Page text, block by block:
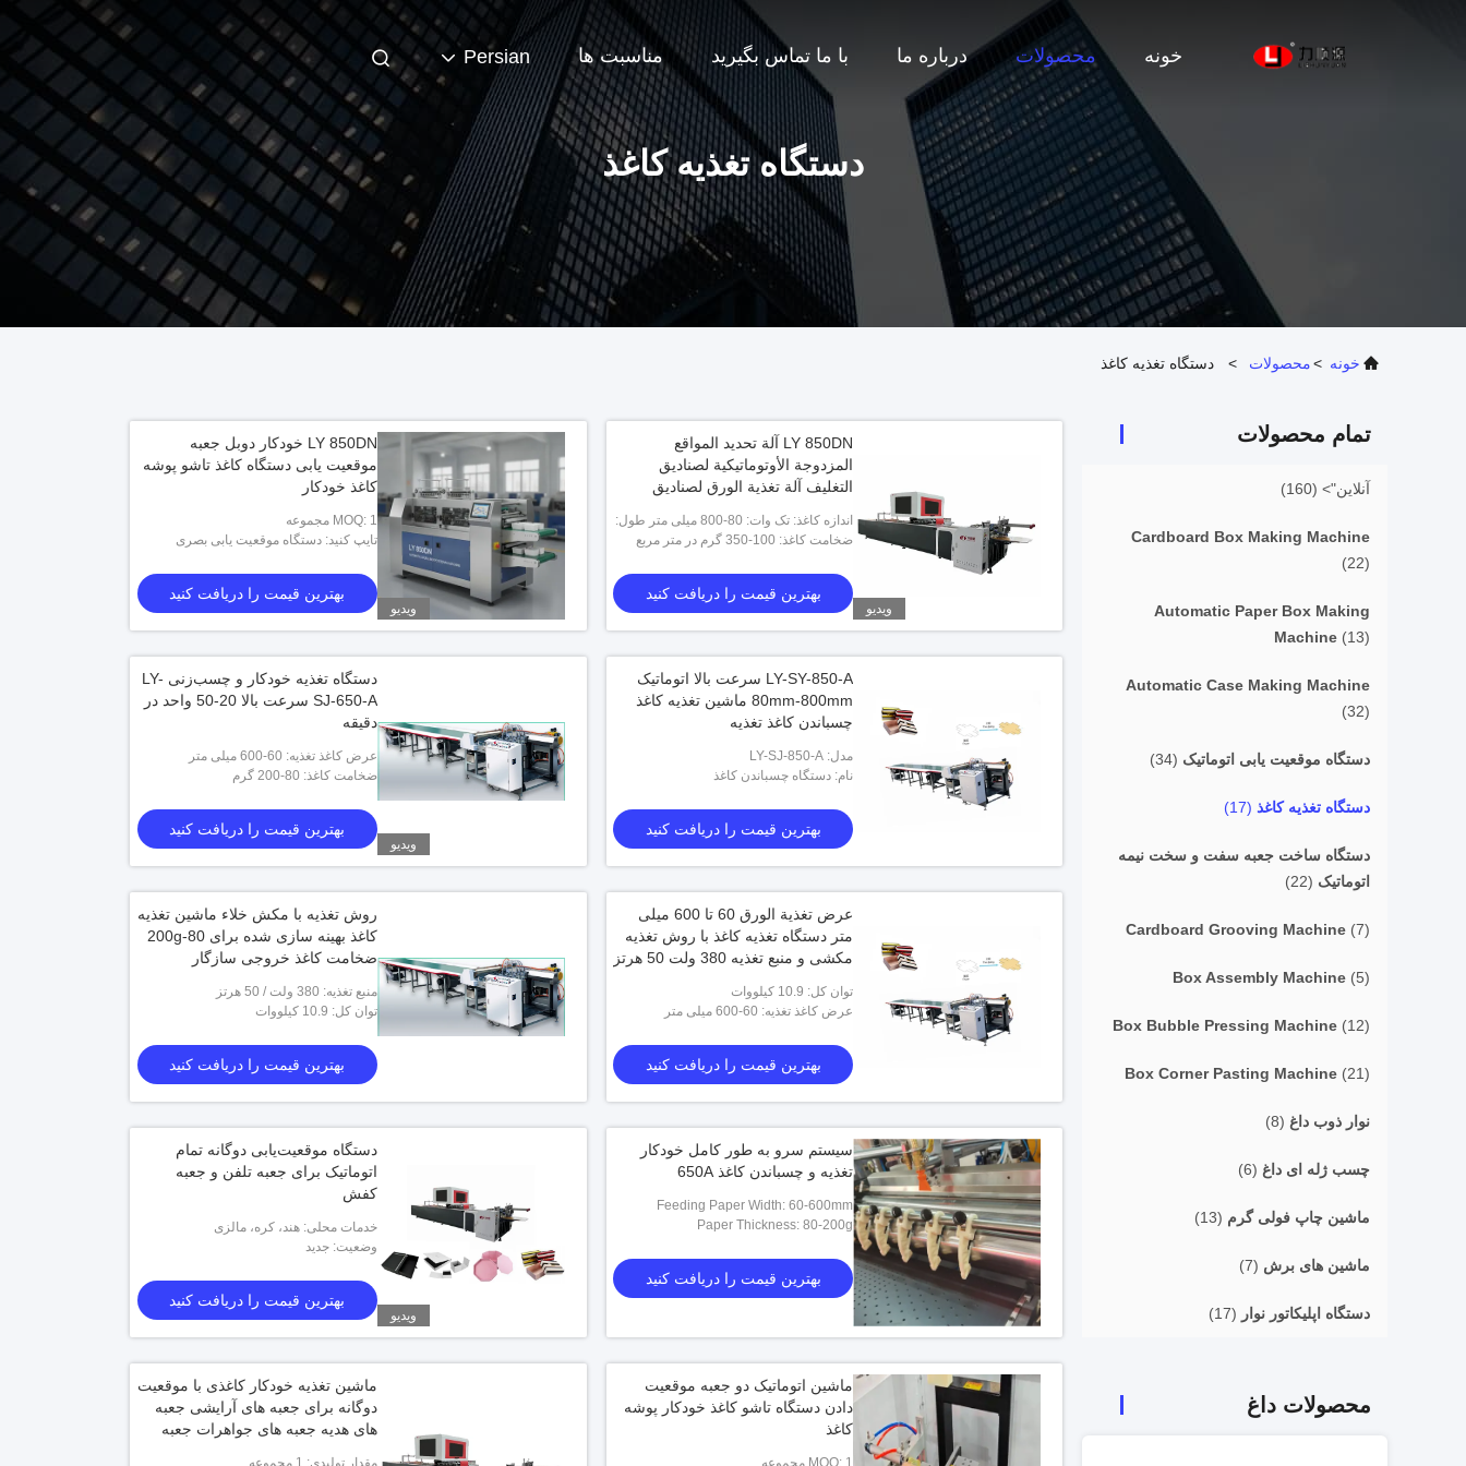
خونه محصولات درباره ما با ما تماس بگیرید مناسبت ها Persian
دستگاه تغذیه کاغذ
خونه >محصولات > دستگاه تغذیه کاغذ
تمام محصولات
آنلاین"> (160)
Cardboard Box Making Machine
(22)
Automatic Paper Box Making
Machine (13)
Automatic Case Making Machine
(32)
دستگاه موقعیت یابی اتوماتیک (34)
دستگاه تغذیه کاغذ (17)
دستگاه ساخت جعبه سفت و سخت نیمه
اتوماتیک (22)
Cardboard Grooving Machine (7)
Box Assembly Machine (5)
Box Bubble Pressing Machine (12)
Box Corner Pasting Machine (21)
نوار ذوب داغ (8)
چسب ژله ای داغ (6)
ماشین چاپ فولی گرم (13)
ماشین های برش (7)
دستگاه اپلیکاتور نوار (17)
محصولات داغ
ویدیو
LY 850DN آلة تحديد المواقع
المزدوجة الأوتوماتيكية لصناديق
التغليف آلة تغذية الورق لصناديق
الأحذية الفاخرة، مستحضرات التجميل،
صناديق الهدايا، صناديق الأحذية
اندازه کاغذ: تک وات: 80-800 میلی متر طول:
120-1000 میلی متر دو طرفه: 80-375 میلی
ضخامت کاغذ: 100-350 گرم در متر مربع
بهترین قیمت را دریافت کنید
ویدیو
LY 850DN خودکار دوبل جعبه
موقعیت یابی دستگاه کاغذ تاشو پوشه
کاغذ خودکار
MOQ: 1 مجموعه
تایپ کنید: دستگاه موقعیت یابی بصری
بهترین قیمت را دریافت کنید
LY-SY-850-A سرعت بالا اتوماتیک
80mm-800mm ماشین تغذیه کاغذ
چسباندن کاغذ تغذیه
مدل: LY-SJ-850-A
نام: دستگاه چسباندن کاغذ
بهترین قیمت را دریافت کنید
ویدیو
دستگاه تغذیه خودکار و چسب‌زنی LY-
SJ-650-A سرعت بالا 20-50 واحد در
دقیقه
عرض کاغذ تغذیه: 60-600 میلی متر
ضخامت کاغذ: 80-200 گرم
بهترین قیمت را دریافت کنید
عرض تغذية الورق 60 تا 600 میلی
متر دستگاه تغذیه کاغذ با روش تغذیه
مکشی و منبع تغذیه 380 ولت 50 هرتز
توان کل: 10.9 کیلووات
عرض کاغذ تغذیه: 60-600 میلی متر
بهترین قیمت را دریافت کنید
روش تغذیه با مکش خلاء ماشین تغذیه
کاغذ بهینه سازی شده برای 80-200g
ضخامت کاغذ خروجی سازگار
منبع تغذیه: 380 ولت / 50 هرتز
توان کل: 10.9 کیلووات
بهترین قیمت را دریافت کنید
سیستم سرو به طور کامل خودکار
تغذیه و چسباندن کاغذ 650A
Feeding Paper Width: 60-600mm
Paper Thickness: 80-200g
بهترین قیمت را دریافت کنید
ویدیو
دستگاه موقعیت‌یابی دوگانه تمام
اتوماتیک برای جعبه تلفن و جعبه
کفش
خدمات محلی: هند، کره، مالزی
وضعیت: جدید
بهترین قیمت را دریافت کنید
ماشین اتوماتیک دو جعبه موقعیت
دادن دستگاه تاشو کاغذ خودکار پوشه
کاغذ
MOQ: 1 مجموعه
ماشین تغذیه خودکار کاغذی با موقعیت
دوگانه برای جعبه های آرایشی جعبه
های هدیه جعبه های جواهرات جعبه
مقدار تولیدی: 1 مجموعه